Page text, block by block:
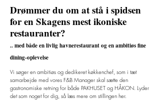
Drømmer du om at stå i spidsen
for en Skagens mest ikoniske
restauranter?
.. med både en livlig havnerestaurant og en ambitiøs fine
dining-oplevelse
Vi søger en ambitiøs og dedikeret køkkenchef, som i tæt
samarbejde med vores F&B Manager skal sætte den
gastronomiske retning for både PAKHUSET og HÅKON. Lyder
det som noget for dig, så læs mere om stillingen her.